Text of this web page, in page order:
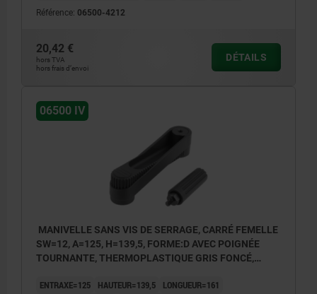
Référence: 06500-4212
20,42 €
hors TVA
hors frais d’envoi
DÉTAILS
06500 IV
MANIVELLE SANS VIS DE SERRAGE, CARRÉ FEMELLE
SW=12, A=125, H=139,5, FORME:D AVEC POIGNÉE
TOURNANTE, THERMOPLASTIQUE GRIS FONCÉ,
ENTRAXE=125 HAUTEUR=139,5
LONGUEUR=161